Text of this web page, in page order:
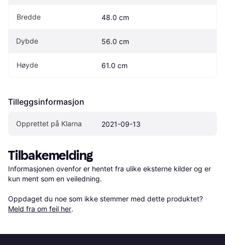
Bredde 48.0 cm
Dybde 56.0 cm
Høyde 61.0 cm
Tilleggsinformasjon
Opprettet på Klarna 2021-09-13
Tilbakemelding
Informasjonen ovenfor er hentet fra ulike eksterne kilder og er
kun ment som en veiledning.
Oppdaget du noe som ikke stemmer med dette produktet?
Meld fra om feil her.